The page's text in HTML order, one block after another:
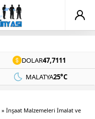
DOLAR47,7111
MALATYA25°C
» İnşaat Malzemeleri İmalat ve